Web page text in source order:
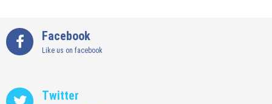
Facebook
Like us on facebook
Twitter